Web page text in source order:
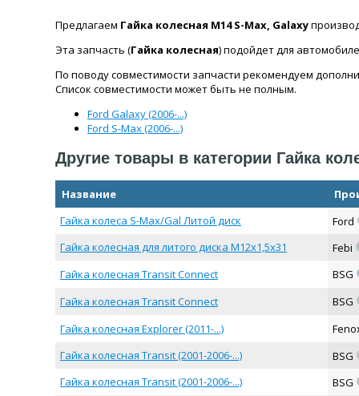
Предлагаем Гайка колесная M14 S-Max, Galaxy
Эта запчасть (Гайка колесная) подойдет для
По поводу совместимости запчасти рекомендуем
Список совместимости может быть не полным.
Ford Galaxy (2006-...)
Ford S-Max (2006-...)
Другие товары в категории Гайка
Название
Гайка колеса S-Max/Gal Литой диск
Ford
Гайка колесная для литого диска М12х1,5х31 Febi
Гайка колесная Transit Connect BSG
Гайка колесная Transit Connect BSG
Гайка колесная Explorer (2011-...)
Гайка колесная Transit (2001-2006-...)
BSG
Гайка колесная Transit (2001-2006-...) BSG